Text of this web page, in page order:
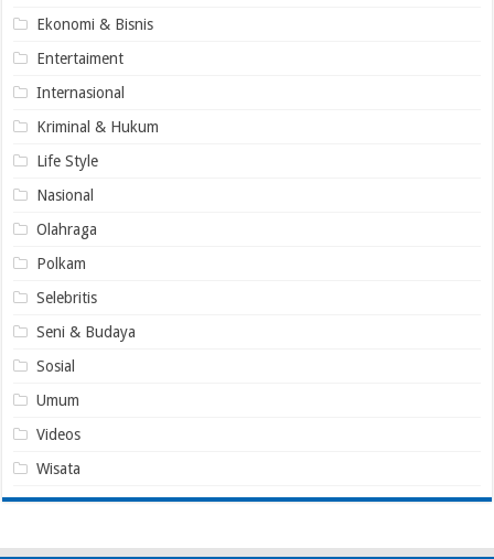
Ekonomi & Bisnis
Entertaiment
Internasional
Kriminal & Hukum
Life Style
Nasional
Olahraga
Polkam
Selebritis
Seni & Budaya
Sosial
Umum
Videos
Wisata